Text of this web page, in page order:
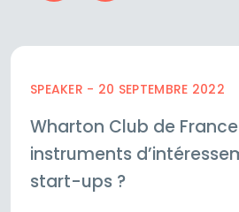
SPEAKER - 20 SEPTEMBRE 2022
Wharton Club de
instruments
start-ups ?